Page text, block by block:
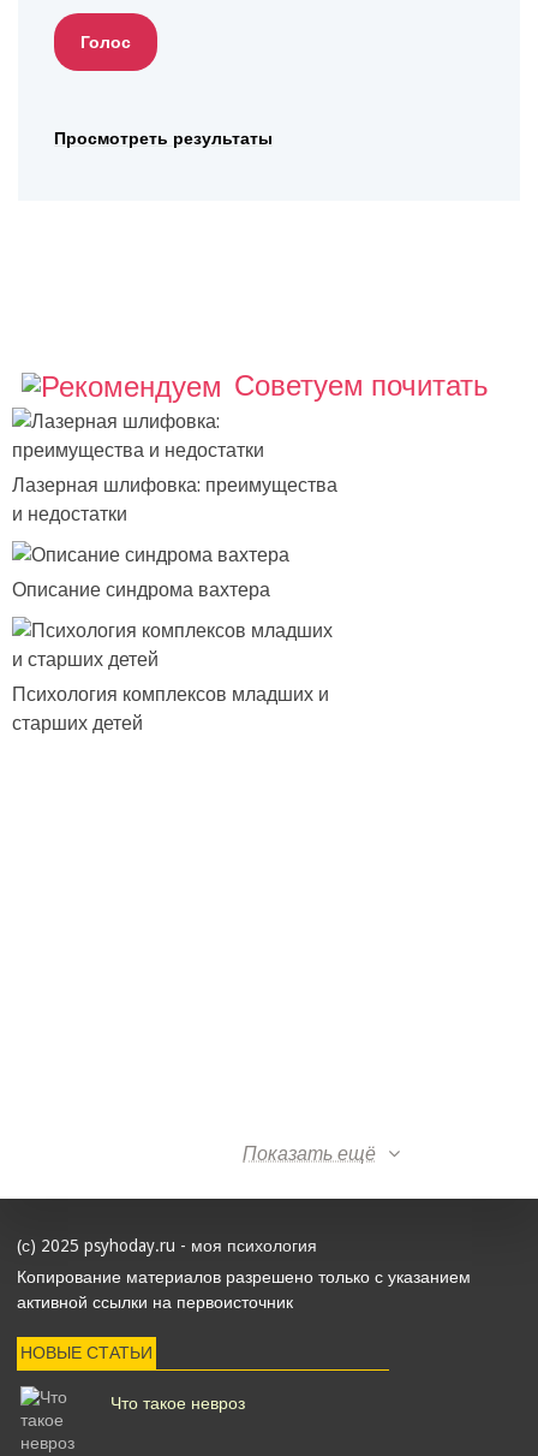
Просмотреть результаты
Советуем почитать
Лазерная шлифовка: преимущества
и недостатки
Описание синдрома вахтера
Психология комплексов младших и
старших детей
Показать ещё
(с) 2025 psyhoday.ru - моя психология
Копирование материалов разрешено только с указанием
активной ссылки на первоисточник
НОВЫЕ СТАТЬИ
Что такое невроз